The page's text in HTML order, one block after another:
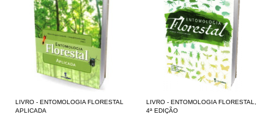
LIVRO - ENTOMOLOGIA FLORESTAL
APLICADA
LIVRO - ENTOMOLOGIA FLORESTAL,
4ª EDIÇÃO